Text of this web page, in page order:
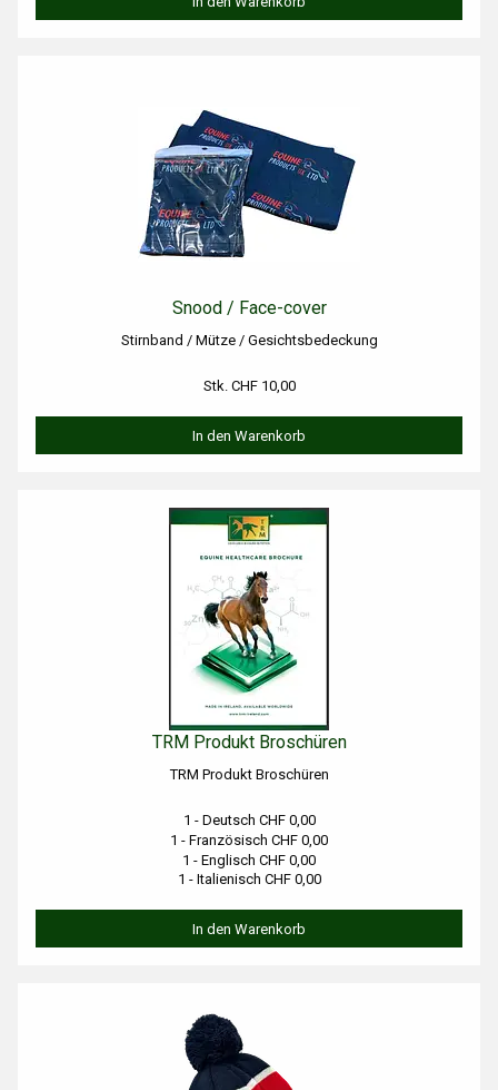
Snood / Face-cover
Stirnband / Mütze / Gesichtsbedeckung
Stk. CHF 10,00
In den Warenkorb
TRM Produkt Broschüren
TRM Produkt Broschüren
1 - Deutsch CHF 0,00
1 - Französisch CHF 0,00
1 - Englisch CHF 0,00
1 - Italienisch CHF 0,00
In den Warenkorb